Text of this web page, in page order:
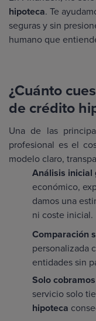
hipoteca. Te
seguras y sin
humano que
¿Cuánto
de crédito
Una de las
profesional es el
modelo claro,
Análisis inicial
económico,
damos una
ni coste inicial.
Comparación
personalizada
entidades sin
Solo
servicio solo
hipoteca